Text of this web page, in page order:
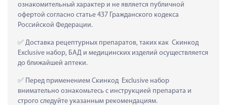
ознакомительный характер и не является публичной
офертой согласно статье 437 Гражданского кодекса
Российской Федерации.
Доставка рецептурных препаратов, таких как  Скинкод
Exclusive набор, БАД и медицинских изделий осуществляется
до ближайшей аптеки.
Перед применением Скинкод  Exclusive набор
внимательно ознакомьтесь с инструкцией препарата и
строго следуйте указанным рекомендациям.